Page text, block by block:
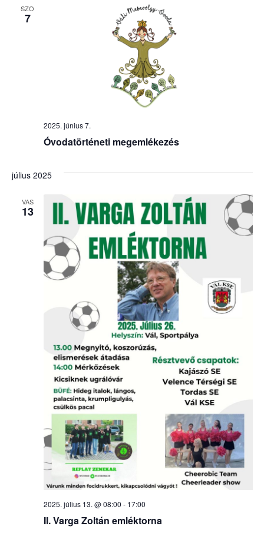
SZO
7
Óvodatörténeti megemlékezés
2025. június 7.
július 2025
VAS
13
II. Varga Zoltán emléktorna
2025. július 13. @ 08:00 - 17:00